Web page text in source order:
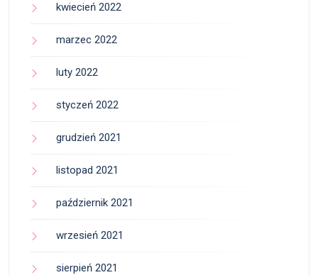
kwiecień 2022
marzec 2022
luty 2022
styczeń 2022
grudzień 2021
listopad 2021
październik 2021
wrzesień 2021
sierpień 2021